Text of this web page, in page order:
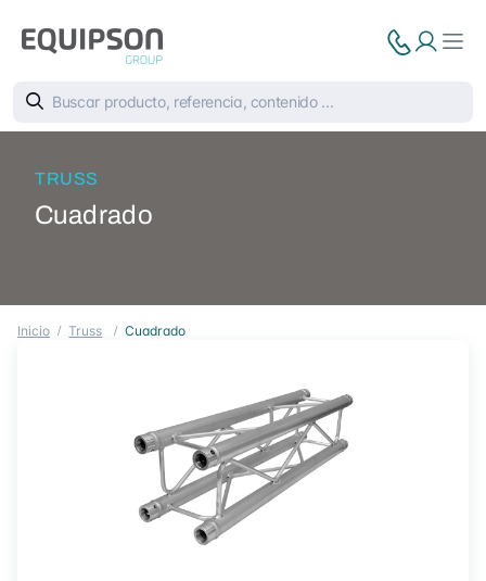
TRUSS
Cuadrado
Inicio Truss Cuadrado